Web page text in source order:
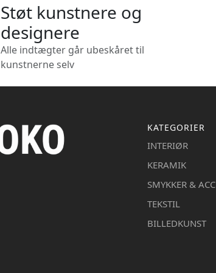
Støt kunstnere og
designere
Alle indtægter går ubeskåret til
kunstnerne selv
KATEGORIER
INTERIØR
KERAMIK
SMYKKER & ACC
TEKSTIL
BILLEDKUNST